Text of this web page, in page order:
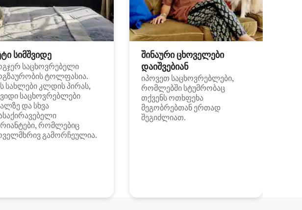
სიმშვიდე
საცხოვრებელი
ტოლფასია.
სახლები კლდის პირას,
საცხოვრებლები
და სხვა
რომლებიც
გამორჩეულია.
შინაური ცხოველები
დაიშვებიან
იპოვეთ საცხოვრებლები,
რომლებში სტუმრობაც
თქვენს ოთხფეხა
მეგობრებთან ერთად
შეგიძლიათ.